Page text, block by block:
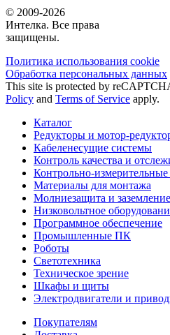
© 2009-2026
Интелка. Все права
защищены.
Политика использования сookie
Обработка персональных данных
This site is protected by
Policy and Terms of Service apply.
Каталог
Редукторы и мотор-
Кабеленесущие системы
Контроль качества и
Контрольно-
Материалы для монтажа
Молниезащита и заземление
Низковольтное
Программное обеспечение
Промышленные ПК
Роботы
Светотехника
Техническое зрение
Шкафы и щиты
Электродвигатели и
Покупателям